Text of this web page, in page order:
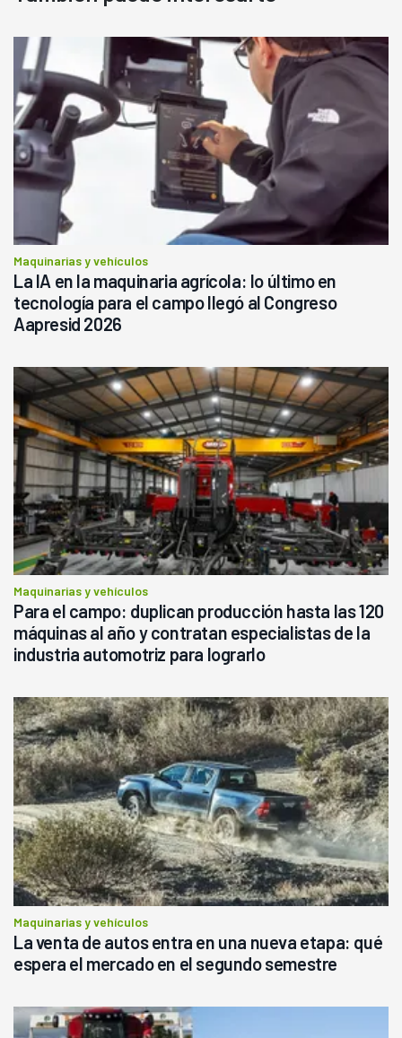
Maquinarias y vehículos
La IA en la maquinaria agrícola: lo último en
tecnología para el campo llegó al Congreso
Aapresid 2026
Maquinarias y vehículos
Para el campo: duplican producción hasta las 120
máquinas al año y contratan especialistas de la
industria automotriz para lograrlo
Maquinarias y vehículos
La venta de autos entra en una nueva etapa: qué
espera el mercado en el segundo semestre